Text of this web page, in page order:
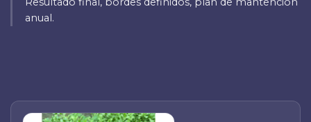
anual.